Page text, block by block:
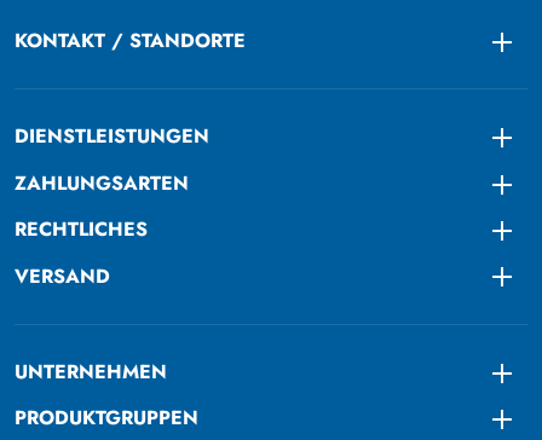
KONTAKT / STANDORTE
DIENSTLEISTUNGEN
ZAHLUNGSARTEN
RECHTLICHES
VERSAND
UNTERNEHMEN
PRODUKTGRUPPEN